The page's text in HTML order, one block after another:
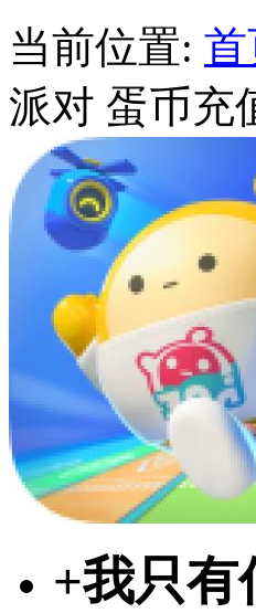
当前位置:
派对 蛋币充
+我只有